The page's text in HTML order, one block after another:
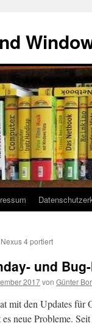
4 portiert
und
2017von Günter
mit den Updates
neue Probleme.